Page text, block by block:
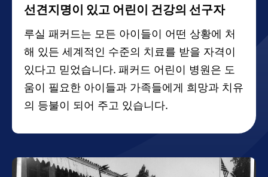
선견지명이 있고 어린이 건강의 선구자
루실 패커드는 모든 아이들이 어떤 상황에 처
해 있든 세계적인 수준의 치료를 받을 자격이
있다고 믿었습니다. 패커드 어린이 병원은 도
움이 필요한 아이들과 가족들에게 희망과 치유
의 등불이 되어 주고 있습니다.